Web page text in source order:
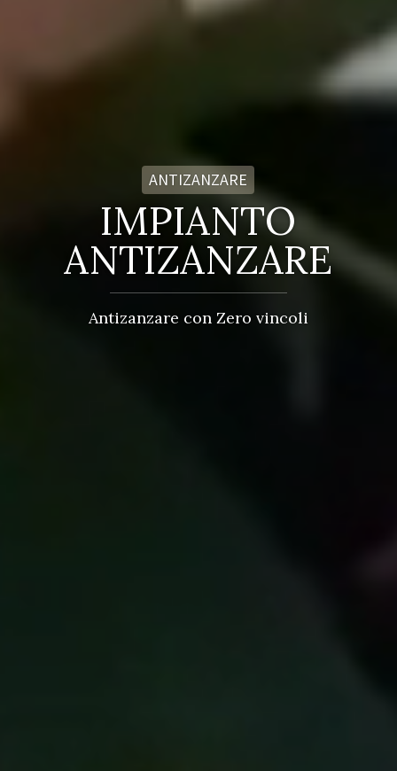
ANTIZANZARE
IMPIANTO
ANTIZANZARE
Antizanzare con Zero vincoli